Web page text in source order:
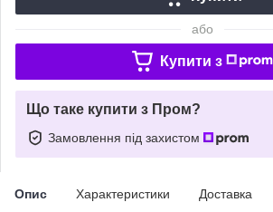
або
Купити з
Що таке купити з Пром?
Замовлення під захистом
Опис Характеристики Доставка